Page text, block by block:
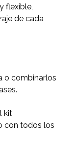
flexible,
de cada
o combinarlos
kit
con todos los